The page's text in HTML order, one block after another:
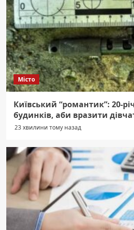
Місто
Київський “романтик”: 20-
будинків, аби вразити
23 хвилини тому назад